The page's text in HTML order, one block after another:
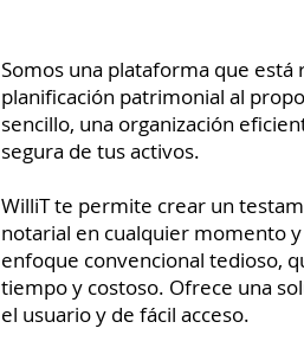
Somos una plataforma que está
planificación patrimonial al
sencillo, una organización
segura de tus activos.
WilliT te permite crear un
notarial en cualquier momento
enfoque convencional tedioso,
tiempo y costoso. Ofrece una
el usuario y de fácil acceso.